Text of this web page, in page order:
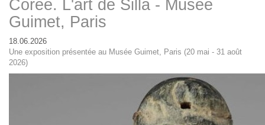
Corée. L'art de Silla - Musée
Guimet, Paris
18.06.2026
Une exposition présentée au Musée Guimet, Paris (20 mai - 31 août
2026)